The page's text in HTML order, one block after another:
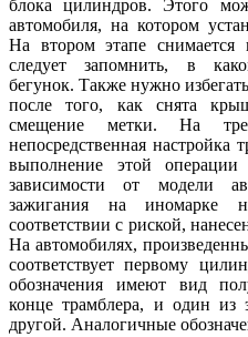
блока цилиндров. Этого
автомобиля, на котором
На втором этапе
следует запомнить, в
бегунок. Также нужно
после того, как снята
смещение метки. На
непосредственная настройка
выполнение этой
зависимости от модели
зажигания на иномарке
соответствии с риской,
На автомобилях,
соответствует первому
обозначения имеют вид
конце трамблера, и один из
другой. Аналогичные